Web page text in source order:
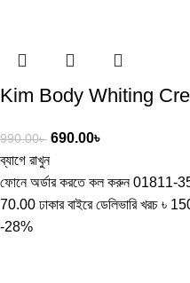
Kim Body Whiting
990.00৳ 690.00৳
ব্যাগে রাখুন
ফোনে অর্ডার করতে কল করুন 01811-
70.00 ঢাকার বাইরে ডেলিভারি খরচ ৳
-28%